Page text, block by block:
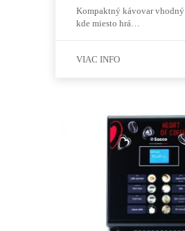
Kompaktný kávovar
kde miesto hrá…
VIAC INFO